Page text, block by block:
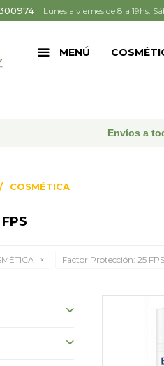
MENÚ
Lunes a viernes de 8 a 19hs.
Envíos a
COSMÉTICA
Factor Protección: 25 FPS